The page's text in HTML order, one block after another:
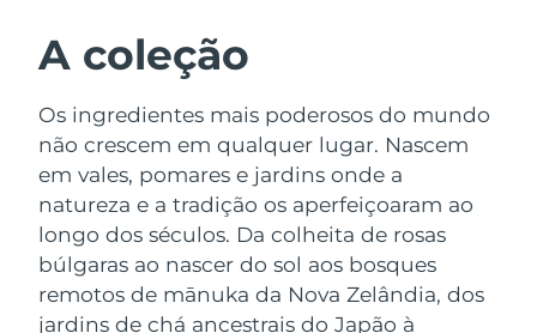
A coleção
Os ingredientes mais poderosos do mundo
não crescem em qualquer lugar. Nascem
em vales, pomares e jardins onde a
natureza e a tradição os aperfeiçoaram ao
longo dos séculos. Da colheita de rosas
búlgaras ao nascer do sol aos bosques
remotos de mānuka da Nova Zelândia, dos
jardins de chá ancestrais do Japão à
Limpeza facial
LUNA™ 4 kit
Anti-aging massage
LUNA™ 4 Plus
Lifting facial
BEAR™ 2 kit
Microcurrent toning
BEAR™ 2 go
Hidratação Cuidado oral
Áustria
Bélgica Entrega prevista8/9/26
Bermudas Entrega prevista8/15/26
Bósnia e
Herzegovina
Entrega prevista